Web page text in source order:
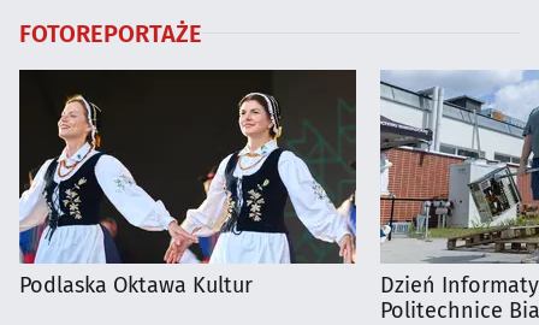
FOTOREPORTAŻE
Podlaska Oktawa Kultur
Dzień
Politechnice